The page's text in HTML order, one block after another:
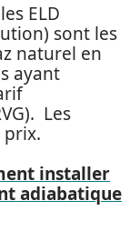
ELD
sont les
naturel en
ayant
Les
installer
adiabatique